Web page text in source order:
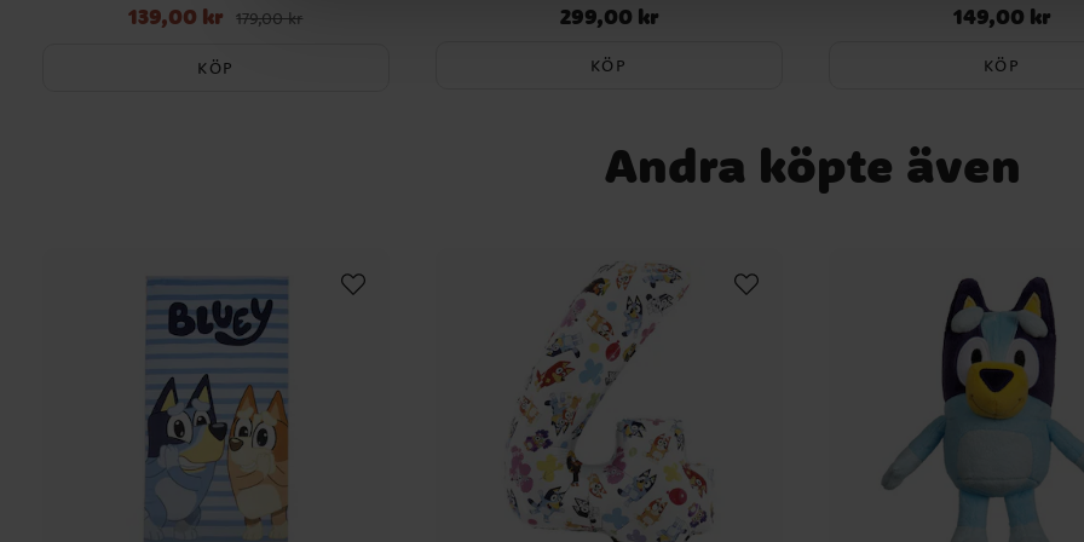
Nuvarande pris:139,00 krTidigare pris
179,00 kr
139,00 kr 179,00 kr
KÖP
Pris:299,00 kr
299,00 kr
KÖP
Pris:149,00 kr
149,00 kr
KÖP
Andra köpte även